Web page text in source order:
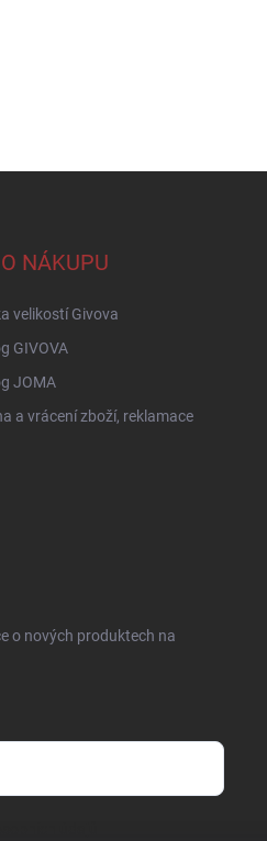
NÁKUPU
velikostí Givova
GIVOVA
JOMA
a vrácení zboží, reklamace
o nových produktech na